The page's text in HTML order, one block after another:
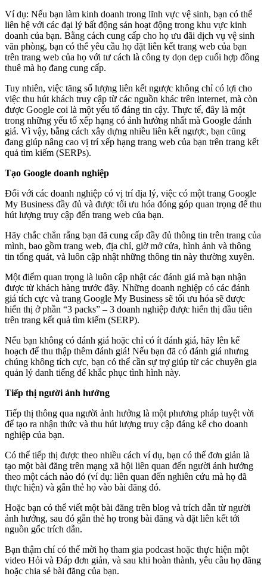
Ví dụ: Nếu bạn làm kinh doanh trong lĩnh vực vệ sinh, bạn có thể
liên hệ với các đại lý bất động sản hoạt động trong khu vực kinh
doanh của bạn. Bằng cách cung cấp cho họ ưu đãi dịch vụ vệ sinh
văn phòng, bạn có thể yêu cầu họ đặt liên kết trang web của bạn
trên trang web của họ với tư cách là công ty dọn dẹp cuối hợp đồng
thuê mà họ đang cung cấp.
Tuy nhiên, việc tăng số lượng liên kết ngược không chỉ có lợi cho
việc thu hút khách truy cập từ các nguồn khác trên internet, mà còn
được Google coi là một yếu tố đáng tin cậy. Thực tế, đây là một
trong những yếu tố xếp hạng có ảnh hưởng nhất mà Google đánh
giá. Vì vậy, bằng cách xây dựng nhiều liên kết ngược, bạn cũng
đang giúp nâng cao vị trí xếp hạng trang web của bạn trên trang kết
quả tìm kiếm (SERPs).
Tạo Google doanh nghiệp
Đối với các doanh nghiệp có vị trí địa lý, việc có một trang Google
My Business đầy đủ và được tối ưu hóa đóng góp quan trọng để thu
hút lượng truy cập đến trang web của bạn.
Hãy chắc chắn rằng bạn đã cung cấp đầy đủ thông tin trên trang của
mình, bao gồm trang web, địa chỉ, giờ mở cửa, hình ảnh và thông
tin tổng quát, và luôn cập nhật những thông tin này thường xuyên.
Một điểm quan trọng là luôn cập nhật các đánh giá mà bạn nhận
được từ khách hàng trước đây. Những doanh nghiệp có các đánh
giá tích cực và trang Google My Business sẽ tối ưu hóa sẽ được
hiển thị ở phần “3 packs” – 3 doanh nghiệp được hiển thị đầu tiên
trên trang kết quả tìm kiếm (SERP).
Nếu bạn không có đánh giá hoặc chỉ có ít đánh giá, hãy lên kế
hoạch để thu thập thêm đánh giá! Nếu bạn đã có đánh giá nhưng
chúng không tích cực, bạn có thể cần sự trợ giúp từ các chuyên gia
quản lý danh tiếng để khắc phục tình hình này.
Tiếp thị người ảnh hưởng
Tiếp thị thông qua người ảnh hưởng là một phương pháp tuyệt vời
để tạo ra nhận thức và thu hút lượng truy cập đáng kể cho doanh
nghiệp của bạn.
Có thể tiếp thị được theo nhiều cách ví dụ, bạn có thể đơn giản là
tạo một bài đăng trên mạng xã hội liên quan đến người ảnh hưởng
theo một cách nào đó (ví dụ: liên quan đến nghiên cứu mà họ đã
thực hiện) và gắn thẻ họ vào bài đăng đó.
Hoặc bạn có thể viết một bài đăng trên blog và trích dẫn từ người
ảnh hưởng, sau đó gắn thẻ họ trong bài đăng và đặt liên kết tới
nguồn gốc trích dẫn.
Bạn thậm chí có thể mời họ tham gia podcast hoặc thực hiện một
video Hỏi và Đáp đơn giản, và sau khi hoàn thành, yêu cầu họ đăng
hoặc chia sẻ bài đăng của bạn.